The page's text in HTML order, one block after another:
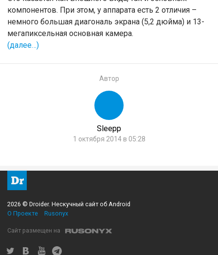
компонентов. При этом, у аппарата есть 2 отличия –
немного большая диагональ экрана (5,2 дюйма) и 13-
мегапиксельная основная камера.
(далее…)
Автор
Sleepp
1 октября 2014 в 05:28
2026 © Droider. Нескучный сайт об Android
О Проекте
Rusonyx
Сайт размещен на